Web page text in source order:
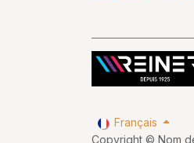
Copyright © Nom
Français